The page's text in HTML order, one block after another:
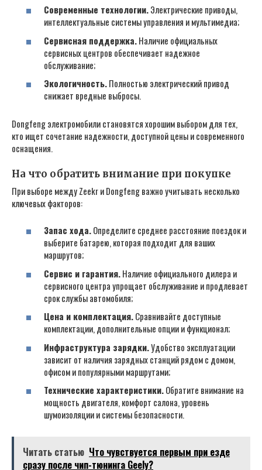
Современные технологии.Электрические приводы,
интеллектуальные системы управления и мультимедиа;
Сервисная поддержка.Наличие официальных
сервисных центров обеспечивает надежное
обслуживание;
Экологичность.Полностью электрический привод
снижает вредные выбросы.
Dongfeng электромобили становятся хорошим выбором для тех,
кто ищет сочетание надежности, доступной цены и современного
оснащения.
На что обратить внимание при покупке
При выборе между Zeekr и Dongfeng важно учитывать несколько
ключевых факторов:
Запас хода.Определите среднее расстояние поездок и
выберите батарею, которая подходит для ваших
маршрутов;
Сервис и гарантия.Наличие официального дилера и
сервисного центра упрощает обслуживание и продлевает
срок службы автомобиля;
Цена и комплектация.Сравнивайте доступные
комплектации, дополнительные опции и функционал;
Инфраструктура зарядки.Удобство эксплуатации
зависит от наличия зарядных станций рядом с домом,
офисом и популярными маршрутами;
Технические характеристики.Обратите внимание на
мощность двигателя, комфорт салона, уровень
шумоизоляции и системы безопасности.
Читать статью Что чувствуется первым при езде
сразу после чип-тюнинга Geely?